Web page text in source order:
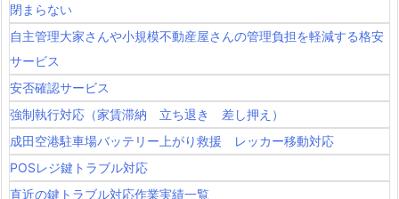
閉まらない
自主管理大家さんや小規模不動産屋さんの管理負担を軽減する格安
サービス
安否確認サービス
強制執行対応（家賃滞納 立ち退き 差し押え）
成田空港駐車場バッテリー上がり救援 レッカー移動対応
POSレジ鍵トラブル対応
直近の鍵トラブル対応作業実績一覧